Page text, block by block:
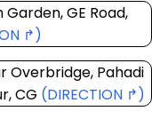
GE Road,
↱)
Overbridge, Pahadi
CG (DIRECTION ↱)